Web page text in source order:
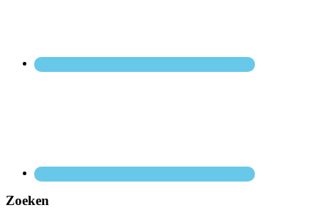
Zoeken